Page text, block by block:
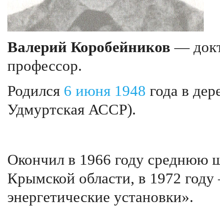
Валерий Коробейников —
профессор.
Родился 6 июня 1948 года в
Удмуртская АССР).
Окончил в 1966 году среднюю
Крымской области, в 1972
энергетические установки».